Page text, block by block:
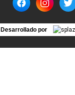
Desarrollado por